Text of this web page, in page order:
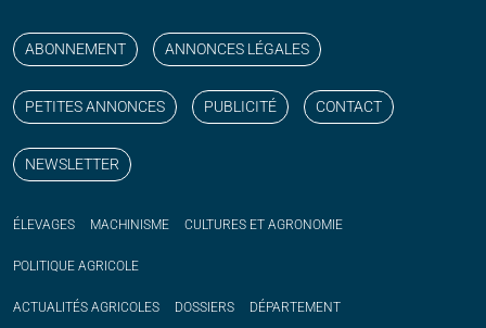
ABONNEMENT ANNONCES LÉGALES
PETITES ANNONCES PUBLICITÉ CONTACT
NEWSLETTER
ÉLEVAGES MACHINISME CULTURES ET AGRONOMIE
POLITIQUE AGRICOLE
ACTUALITÉS AGRICOLES DOSSIERS DÉPARTEMENT